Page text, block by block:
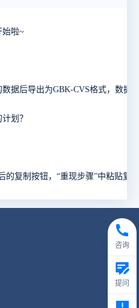
始啦~
划？
咨询
提问